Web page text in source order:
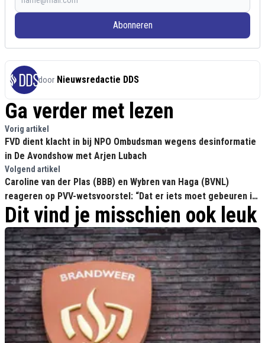
Abonneren
door Nieuwsredactie DDS
Ga verder met lezen
Vorig artikel
FVD dient klacht in bij NPO Ombudsman wegens desinformatie
in De Avondshow met Arjen Lubach
Volgend artikel
Caroline van der Plas (BBB) en Wybren van Haga (BVNL)
reageren op PVV-wetsvoorstel: “Dat er iets moet gebeuren is
voor ons zonneklaar”
Dit vind je misschien ook leuk